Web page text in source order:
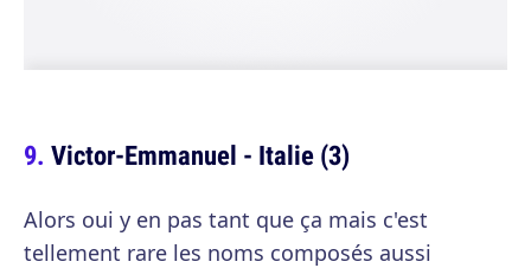
Victor-Emmanuel - Italie (3)
Alors oui y en pas tant que ça mais c'est
tellement rare les noms composés aussi